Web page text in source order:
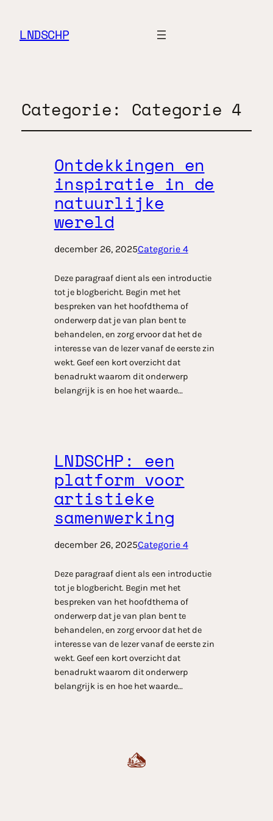
LNDSCHP
Categorie: Categorie 4
Ontdekkingen en
inspiratie in de
natuurlijke
wereld
december 26, 2025Categorie 4
Deze paragraaf dient als een introductie
tot je blogbericht. Begin met het
bespreken van het hoofdthema of
onderwerp dat je van plan bent te
behandelen, en zorg ervoor dat het de
interesse van de lezer vanaf de eerste zin
wekt. Geef een kort overzicht dat
benadrukt waarom dit onderwerp
belangrijk is en hoe het waarde…
LNDSCHP: een
platform voor
artistieke
samenwerking
december 26, 2025Categorie 4
Deze paragraaf dient als een introductie
tot je blogbericht. Begin met het
bespreken van het hoofdthema of
onderwerp dat je van plan bent te
behandelen, en zorg ervoor dat het de
interesse van de lezer vanaf de eerste zin
wekt. Geef een kort overzicht dat
benadrukt waarom dit onderwerp
belangrijk is en hoe het waarde…